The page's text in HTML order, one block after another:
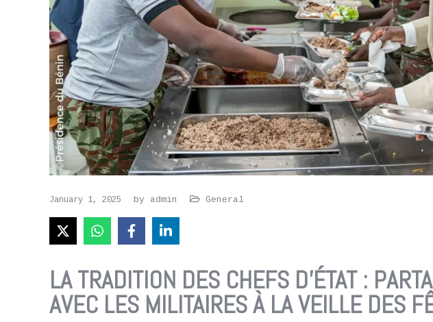
January 1, 2025 by admin General
LA TRADITION DES CHEFS D’ÉTAT :
AVEC LES MILITAIRES À LA VEILLE DES